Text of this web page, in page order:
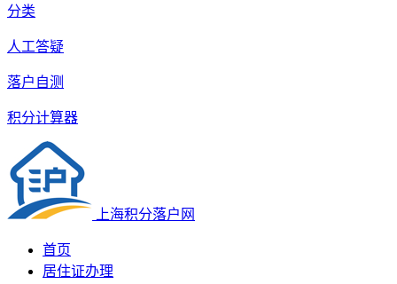
分类
人工答疑
落户自测
积分计算器
上海积分落户网
首页
居住证办理